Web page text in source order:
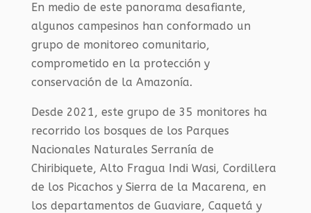
En medio de este panorama desafiante,
algunos campesinos han conformado un
grupo de monitoreo comunitario,
comprometido en la protección y
conservación de la Amazonía.
Desde 2021, este grupo de 35 monitores ha
recorrido los bosques de los Parques
Nacionales Naturales Serranía de
Chiribiquete, Alto Fragua Indi Wasi, Cordillera
de los Picachos y Sierra de la Macarena, en
los departamentos de Guaviare, Caquetá y